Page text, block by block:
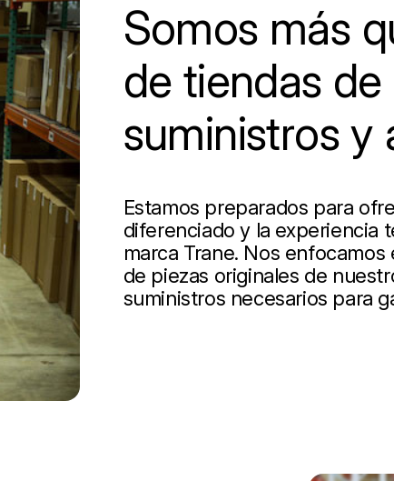
Somos más
de tiendas de
suministros y
Estamos preparados para
diferenciado y la experiencia
marca Trane. Nos
de piezas originales de
suministros necesarios para